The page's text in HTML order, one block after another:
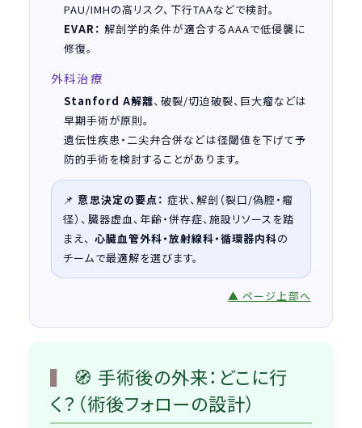
PAU/IMHの高リスク、下行TAAなどで検討。
EVAR： 解剖学的条件が適合するAAAで低侵襲に
修復。
外科治療
Stanford A解離、破裂/切迫破裂、巨大瘤などは
早期手術が原則。
遺伝性疾患・二尖弁合併などは径閾値を下げて予
防的手術を検討することがあります。
📌意思決定の要点： 症状、解剖（裂口/偽腔・瘤
径）、臓器虚血、年齢・併存症、施設リソースを踏
まえ、 心臓血管外科・放射線科・循環器内科の
チームで最適解を選びます。
▲ ページ上部へ
🧭 手術後の外来：どこに行
く？（術後フォローの設計）